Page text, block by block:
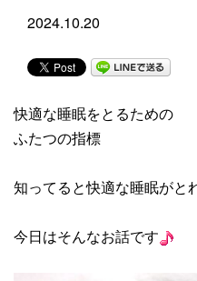
2024.10.20
快適な睡眠をとるための
ふたつの指標
知ってると快適な睡眠がと
今日はそんなお話です